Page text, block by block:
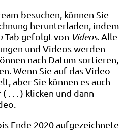
besuchen, können Sie
herunterladen, indem
Tab gefolgt von Videos. Alle
und Videos werden
nach Datum sortieren,
Wenn Sie auf das Video
aber Sie können es auch
. . . ) klicken und dann
Ende 2020 aufgezeichnete